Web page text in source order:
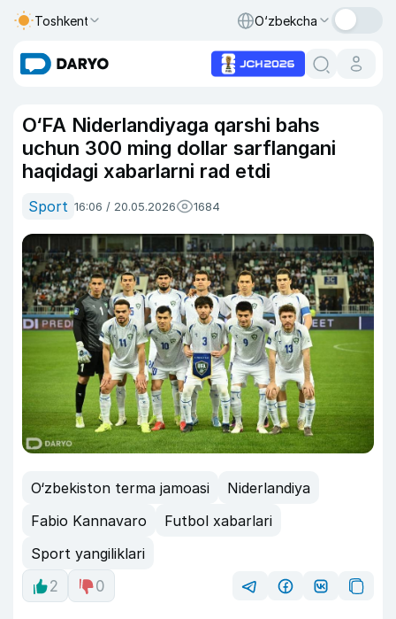
Toshkent O‘zbekcha
O‘FA Niderlandiyaga qarshi bahs
uchun 300 ming dollar sarflangani
haqidagi xabarlarni rad etdi
Sport 16:06 / 20.05.2026 1684
O‘zbekiston terma jamoasi
Niderlandiya
Fabio Kannavaro
Futbol xabarlari
Sport yangiliklari
2
0